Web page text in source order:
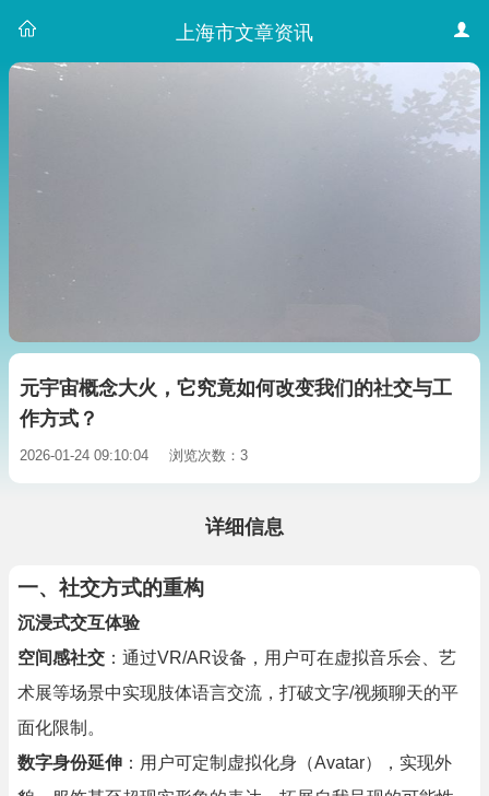
上海市文章资讯
元宇宙概念大火，它究竟如何改变我们的社交与工
作方式？
2026-01-24 09:10:04 浏览次数：3
详细信息
一、社交方式的重构
沉浸式交互体验
空间感社交 ：通过VR/AR设备，用户可在虚拟音乐会、艺
术展等场景中实现肢体语言交流，打破文字/视频聊天的平
面化限制。
数字身份延伸 ：用户可定制虚拟化身（Avatar），实现外